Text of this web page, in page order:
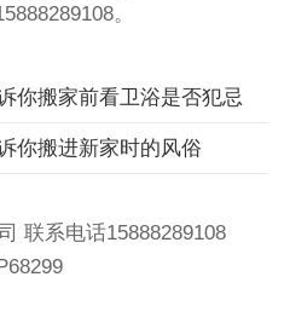
。
你搬家前看卫浴是否犯忌
你搬进新家时的风俗
联系电话15888289108